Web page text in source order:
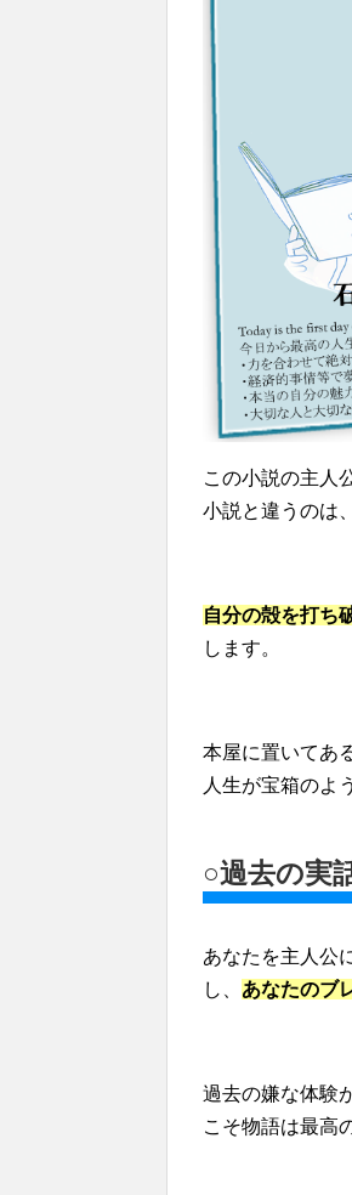
この小説の主人
小説と違うのは
自分の殻を打ち
します。
本屋に置いてあ
人生が宝箱のよ
○過去の実
あなたを主人公
し、 あなたのブ
過去の嫌な体験
こそ物語は最高